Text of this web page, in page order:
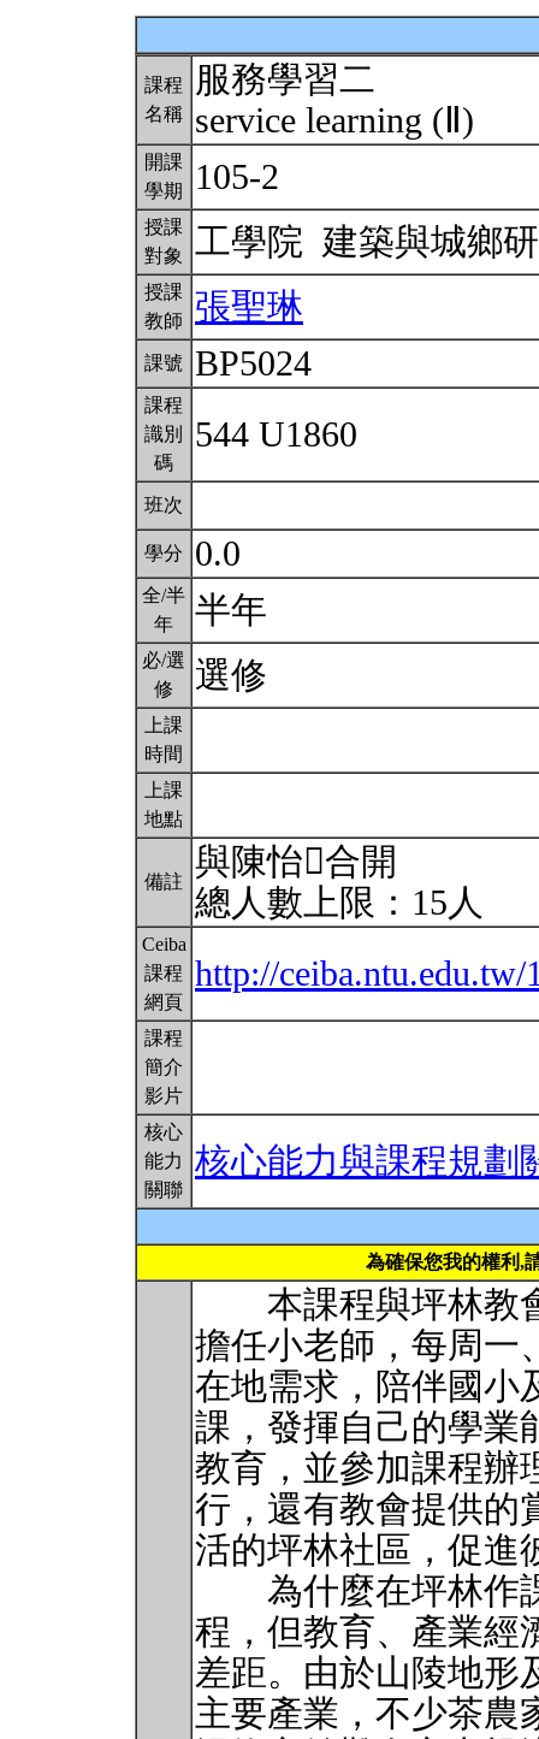
課程
名稱
服務學習二
service learning (Ⅱ)
開課
學期
105-2
授課
對象
工學院 建築與城鄉
授課
教師
張聖琳
課號 BP5024
課程
識別
碼
544 U1860
班次
學分 0.0
全/半
年
半年
必/選
修
選修
上課
時間
上課
地點
備註
與陳怡合開
總人數上限：15人
Ceiba
課程
網頁
http://ceiba.ntu.edu.tw/
課程
簡介
影片
核心
能力
關聯
核心能力與課程規劃
為確保您我的權利,
本課程與坪林教會
擔任小老師，每周一
在地需求，陪伴國小
課，發揮自己的學業
教育，並參加課程辦
行，還有教會提供的
活的坪林社區，促進
為什麼在坪林作課
程，但教育、產業經
差距。由於山陵地形
主要產業，不少茶農